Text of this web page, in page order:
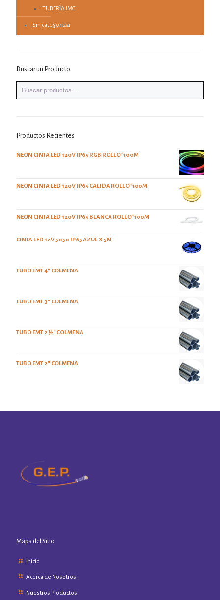
TUBERÍA IMC
Sin categorizar
Buscar un Producto
Productos Recientes
NEON CINTA LED 120V IP65 RGB ROLLO*100M
NEON CINTA LED 120V IP65 CALIDA ROLLO*100M
NEON CINTA LED 120V IP65 BLANCA ROLLO*100M
CINTA LED 12V 5050 IP65 AZUL X 5M
TUBO EMT 4" COLMENA
TUBO EMT 3" COLMENA
TUBO EMT 2 ½" COLMENA
TUBO EMT 2" COLMENA
Mapa del Sitio
Inicio
Acerca de Nosotros
Nuestros Productos